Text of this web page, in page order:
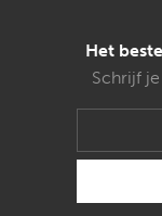
Het
Schrijf